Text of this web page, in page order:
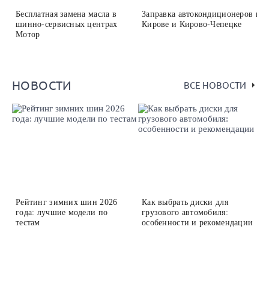
Бесплатная замена масла в
шинно-сервисных центрах
Мотор
Заправка автокондиционеров в
Кирове и Кирово-Чепецке
НОВОСТИ ВСЕ НОВОСТИ
Рейтинг зимних шин 2026
года: лучшие модели по
тестам
Как выбрать диски для
грузового автомобиля:
особенности и рекомендации